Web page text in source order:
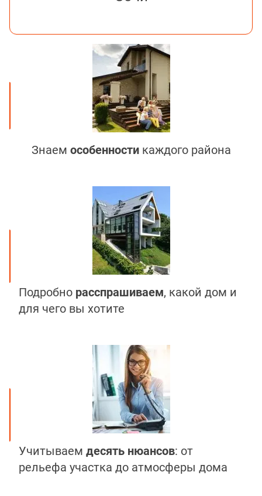
Знаем особенностикаждого района
Подробно расспрашиваем, какой дом и
для чего вы хотите
Учитываем десять нюансов: от
рельефа участка до атмосферы дома